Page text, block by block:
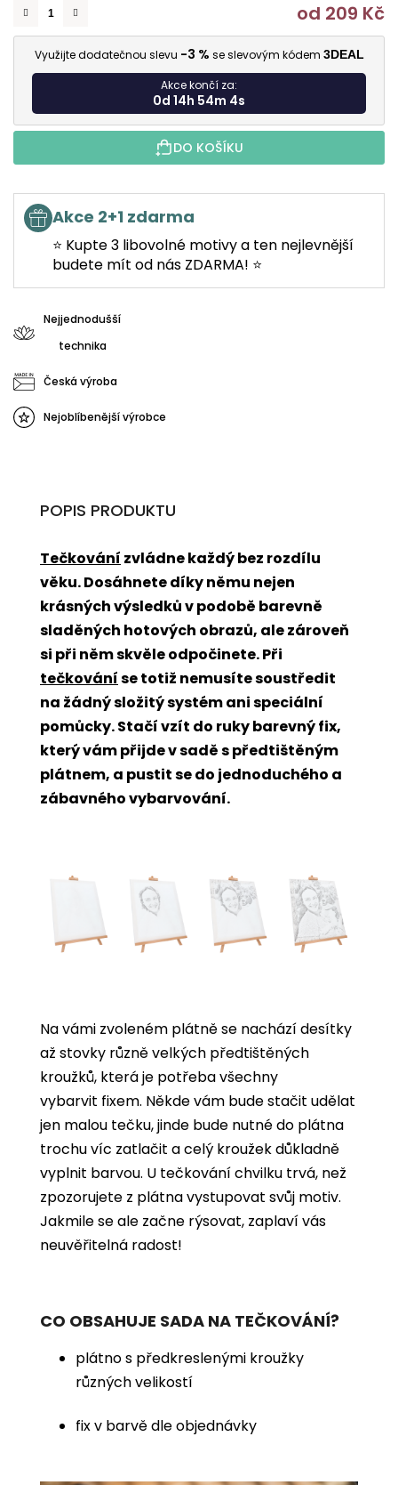
od 209 Kč
Využijte dodatečnou slevu -3 % se slevovým kódem 3DEAL
Akce končí za:
0d 14h 54m 4s
DO KOŠÍKU
Akce 2+1 zdarma
⭐ Kupte 3 libovolné motivy a ten nejlevnější
budete mít od nás ZDARMA! ⭐
Nejjednodušší
technika
Česká výroba
Nejoblíbenější výrobce
POPIS PRODUKTU
Tečkování zvládne každý bez rozdílu
věku. Dosáhnete díky němu nejen
krásných výsledků v podobě barevně
sladěných hotových obrazů, ale zároveň
si při něm skvěle odpočinete. Při
tečkováníse totiž nemusíte soustředit
na žádný složitý systém ani speciální
pomůcky. Stačí vzít do ruky barevný fix,
který vám přijde v sadě s předtištěným
plátnem, a pustit se do jednoduchého a
zábavného vybarvování.
Na vámi zvoleném plátně se nachází desítky
až stovky různě velkých předtištěných
kroužků, která je potřeba všechny
vybarvit fixem. Někde vám bude stačit udělat
jen malou tečku, jinde bude nutné do plátna
trochu víc zatlačit a celý kroužek důkladně
vyplnit barvou. U tečkování chvilku trvá, než
zpozorujete z plátna vystupovat svůj motiv.
Jakmile se ale začne rýsovat, zaplaví vás
neuvěřitelná radost!
CO OBSAHUJE SADA NA TEČKOVÁNÍ?
plátno s předkreslenými kroužky
různých velikostí
fix v barvě dle objednávky